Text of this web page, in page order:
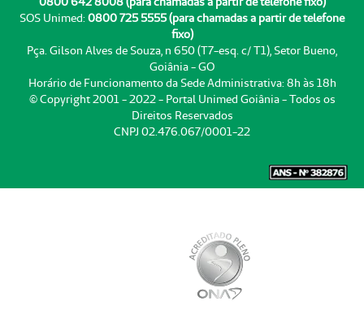
SOS Unimed: 0800 725 5555 (para chamadas a partir de telefone
fixo)
Pça. Gilson Alves de Souza, n 650 (T7-esq. c/ T1), Setor Bueno,
Goiânia - GO
Horário de Funcionamento da Sede Administrativa: 8h às 18h
© Copyright 2001 - 2022 - Portal Unimed Goiânia - Todos os
Direitos Reservados
CNPJ 02.476.067/0001-22